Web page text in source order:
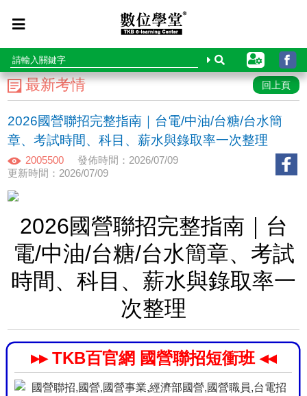
最新考情 回上頁
2026國營聯招完整指南｜台電/中油/台糖/台水簡
章、考試時間、科目、薪水與錄取率一次整理
2005500
發佈時間：2026/07/09
更新時間：2026/07/09
2026國營聯招完整指南｜台
電/中油/台糖/台水簡章、考試
時間、科目、薪水與錄取率一
次整理
▸▸ TKB百官網 國營聯招短衝班 ◂◂